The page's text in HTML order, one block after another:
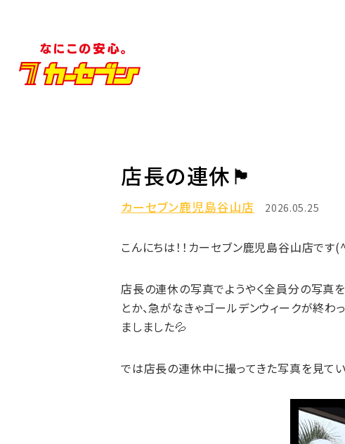
店長の連休🏴
カーセブン鹿児島谷山店 2026.05.25
こんにちは！！カーセブン鹿児島谷山店です
店長の連休の写真でようやく全員分の写真
とか、急がなきゃゴールデンウィークが終
ましました💦
では店長の連休中に撮ってきた写真を見てい